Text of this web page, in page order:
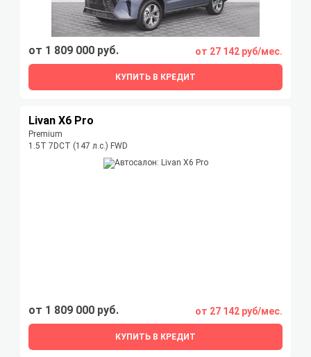
от 1 809 000 руб. от 27 142 руб/мес.
КУПИТЬ В КРЕДИТ
Livan X6 Pro
Premium
1.5T 7DCT (147 л.с.) FWD
от 1 809 000 руб. от 27 142 руб/мес.
КУПИТЬ В КРЕДИТ